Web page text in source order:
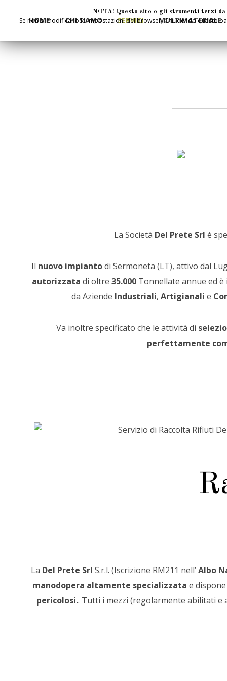
HOME CHI SIAMO SERVIZI MULTIMATERIALE
La Società Del Prete Srl è
Il nuovo impiantodi Sermoneta (LT), attivo dal
autorizzata di oltre 35.000 Tonnellate annue ed
da Aziende Industriali, Artigianali e
Va inoltre specificato che le attività di
perfettamente
La Del Prete Srl S.r.l. (Iscrizione RM211 nell’Albo
manodopera altamente specializzata e
pericolosi.. Tutti i mezzi (regolarmente abilitati e
NOTA! Questo sito o gli strumenti terzi
Se non si modificano le impostazioni del browser, Chiudendo questo